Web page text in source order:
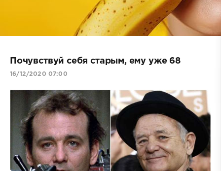
Почувствуй себя старым, ему уже 68
16/12/2020 07:00